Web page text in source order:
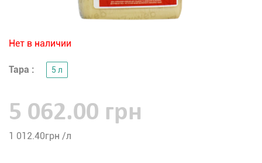
Нет в наличии
Тара : 5 л
5 062.00 грн
1 012.40грн /л